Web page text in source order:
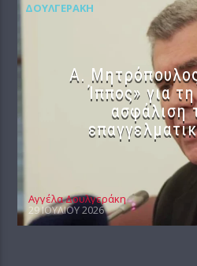
ΔΟΥΛΓΕΡΆΚΗ
Α.
Ίππος» για
ασφάλιση
Αγγέλα Δουλγεράκη
29 ΙΟΥΛΊΟΥ 2026